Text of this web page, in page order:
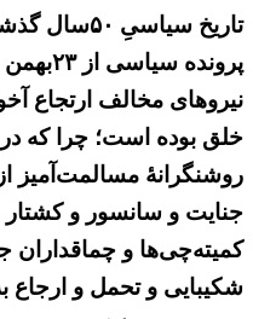
تاریخ
نیروهای مخالف ارتجاع
خلق بوده است؛ چرا که
روشنگرانهٔ مسالمت‌آمیز
جنایت و سانسور و کشتار
کمیته‌چی‌ها و چماقداران
شکیبایی و تحمل و ارجاع